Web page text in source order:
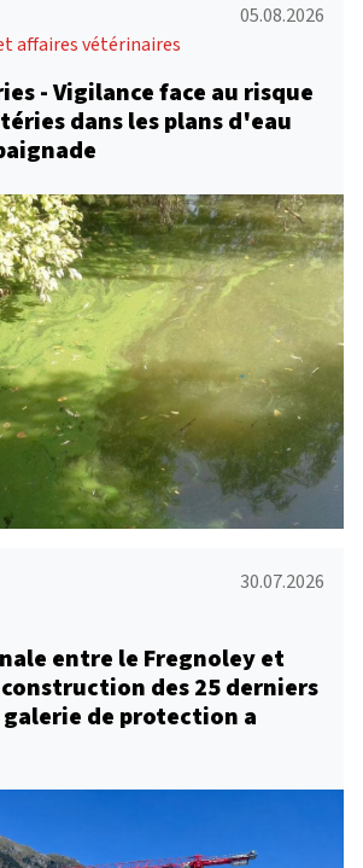
05.08.2026
affaires vétérinaires
- Vigilance face au risque
dans les plans d'eau
30.07.2026
entre le Fregnoley et
des 25 derniers
de protection a